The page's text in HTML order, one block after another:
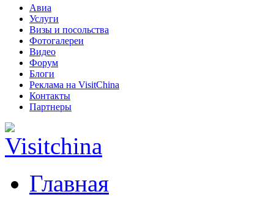
Авиа
Услуги
Визы и посольства
Фотогалереи
Видео
Форум
Блоги
Реклама на VisitChina
Контакты
Партнеры
Главная